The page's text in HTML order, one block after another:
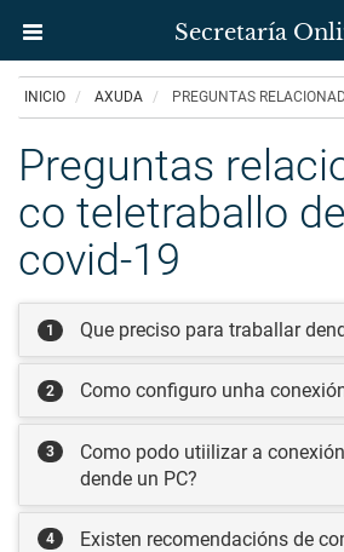
principal
Secretaría
Secretaría
Uvigo
INICIO AXUDA PREGUNTAS
Preguntas
co teletraballo
covid-19
1 Que preciso para traballar
2 Como configuro unha
3
Como podo utiilizar a
dende un PC?
4
Existen recomendacións de